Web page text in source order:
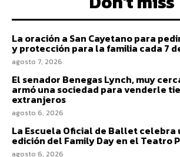
La oración a San Cayetano para
y protección para la familia cada 7
agosto 7, 2026
El senador Benegas Lynch, muy
armó una sociedad para venderle
extranjeros
agosto 6, 2026
La Escuela Oficial de Ballet celebra
edición del Family Day en el Teatro
agosto 6, 2026